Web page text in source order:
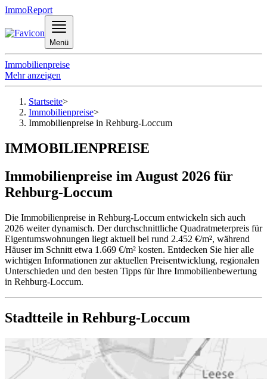
ImmoReport
Menü
Immobilienpreise
Mehr anzeigen
Startseite>
Immobilienpreise>
Immobilienpreise in Rehburg-Loccum
IMMOBILIENPREISE
Immobilienpreise im August 2026 für
Rehburg-Loccum
Die Immobilienpreise in Rehburg-Loccum entwickeln sich auch
2026 weiter dynamisch. Der durchschnittliche Quadratmeterpreis für
Eigentumswohnungen liegt aktuell bei rund 2.452 €/m², während
Häuser im Schnitt etwa 1.669 €/m² kosten. Entdecken Sie hier alle
wichtigen Informationen zur aktuellen Preisentwicklung, regionalen
Unterschieden und den besten Tipps für Ihre Immobilienbewertung
in Rehburg-Loccum.
Stadtteile in Rehburg-Loccum